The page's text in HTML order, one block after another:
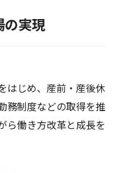
の実現
はじめ、産前・産後休
務制度などの取得を推
ら働き方改革と成長を